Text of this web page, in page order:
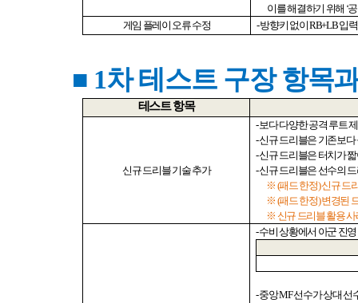
이를 해결하기 위해 ‘
게임 플레이 오류 수정
-방향키 없이RB+LB입
■ 1차 테스트 구장 항목
테스트 항목
신규드리블 기술 추가
-보다 다양한 공격 루트
-신규 드리블은 기존보
-신규 드리블은 터치가
-신규 드리블은 선수의
※ (패드 한정)신규 드
※ (패드 한정)변경된
※ 신규 드리블 활용
-수비 상황에서 아군 진영
-중앙MF선수가 상대 선